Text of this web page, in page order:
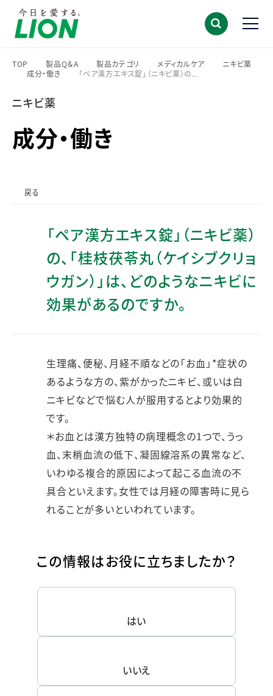
TOP
>
製品Q＆A
>
製品カテゴリ
>
メディカルケア
ニキビ薬
成分・働き
「ペア漢方エキス錠」（ニキビ薬）の...
ニキビ薬
成分・働き
戻る
「ペア漢方エキス錠」（ニキビ薬）
の、「桂枝茯苓丸（ケイシブクリョ
ウガン）」は、どのようなニキビに
効果があるのですか。
生理痛、便秘、月経不順などの「お血」*症状の
あるような方の、紫がかったニキビ、或いは白
ニキビなどで悩む人が服用するとより効果的
です。
＊お血とは漢方独特の病理概念の1つで、うっ
血、末梢血流の低下、凝固線溶系の異常など、
いわゆる複合的原因によって起こる血流の不
具合といえます。女性では月経の障害時に見ら
れることが多いといわれています。
この情報はお役に立ちましたか？
はい
いいえ